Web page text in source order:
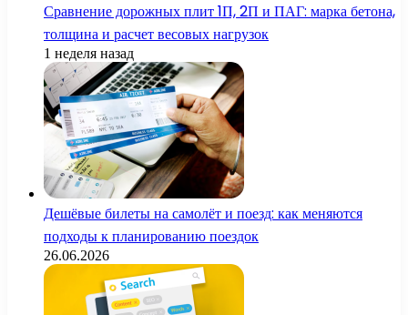
Сравнение дорожных плит 1П, 2П и ПАГ: марка бетона,
толщина и расчет весовых нагрузок
1 неделя назад
Дешёвые билеты на самолёт и поезд: как меняются
подходы к планированию поездок
26.06.2026